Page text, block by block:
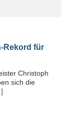
Rekord für
Christoph
sich die